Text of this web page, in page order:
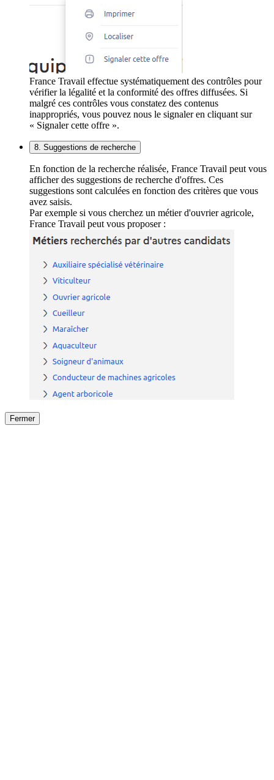
France Travail effectue systématiquement des contrôles pour
vérifier la légalité et la conformité des offres diffusées. Si
malgré ces contrôles vous constatez des contenus
inappropriés, vous pouvez nous le signaler en cliquant sur
« Signaler cette offre ».
8. Suggestions de recherche
En fonction de la recherche réalisée, France Travail peut vous
afficher des suggestions de recherche d'offres. Ces
suggestions sont calculées en fonction des critères que vous
avez saisis.
Par exemple si vous cherchez un métier d'ouvrier agricole,
France Travail peut vous proposer :
Fermer